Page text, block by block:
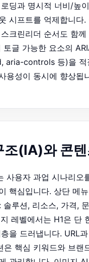
딩과 명시적 너비/높
시프트를 억제합니다.
크린리더 순서도 함께
토글 가능한 요소의
aria-controls 등)을 적
용성이 동시에 향상됩
조(IA)와 콘
사용자 과업 시나리오
핵심입니다. 상단 메
솔루션, 리소스, 가격,
레벨에서는 H1은 단
을 드러냅니다. URL
은 핵심 키워드와 브랜